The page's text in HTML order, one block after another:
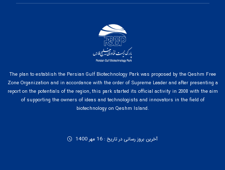
The plan to establish the Persian Gulf Biotechnology Park was proposed by the Qeshm Free
Zone Organization and in accordance with the order of Supreme Leader and after presenting a
report on the potentials of the region, this park started its official activity in 2008 with the aim
of supporting the owners of ideas and technologists and innovators in the field of
biotechnology on Qeshm Island.
آخرین بروز رسانی در تاریخ : 16 مهر 1400